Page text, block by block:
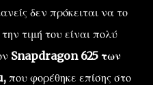
δεν πρόκειται να το
τιμή του είναι πολύ
Snapdragon 625 των
που φορέθηκε επίσης στο